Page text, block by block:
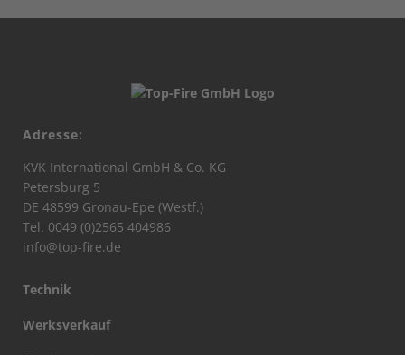
Adresse:
KVK International GmbH & Co. KG
Petersburg 5
DE 48599 Gronau-Epe (Westf.)
Tel. 0049 (0)2565 404986
info@top-fire.de
Technik
Werksverkauf